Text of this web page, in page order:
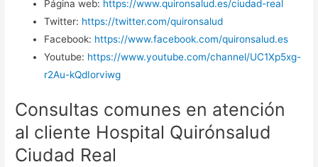
Página web: https://www.quironsalud.es/ciudad-real
Twitter: https://twitter.com/quironsalud
Facebook: https://www.facebook.com/quironsalud.es
Youtube: https://www.youtube.com/channel/UC1Xp5xg-
r2Au-kQdIorviwg
Consultas comunes en atención
al cliente Hospital Quirónsalud
Ciudad Real